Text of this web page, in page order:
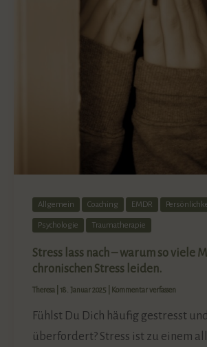
Allgemein Coaching EMDR
Psychologie Traumatherapie
Stress lass nach – warum so viele
chronischen Stress leiden.
Theresa 18. Januar 2025 Kommentar verfassen
Fühlst Du Dich häufig gestresst
überfordert? Stress ist zu einem